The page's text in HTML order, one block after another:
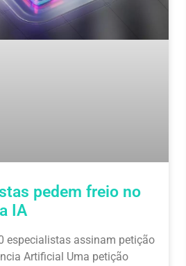
pedem freio no
IA
especialistas assinam petição
Artificial Uma petição